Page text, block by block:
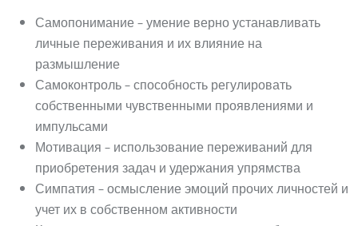
Самопонимание – умение верно устанавливать
личные переживания и их влияние на
размышление
Самоконтроль – способность регулировать
собственными чувственными проявлениями и
импульсами
Мотивация – использование переживаний для
приобретения задач и удержания упрямства
Симпатия – осмысление эмоций прочих личностей и
учет их в собственном активности